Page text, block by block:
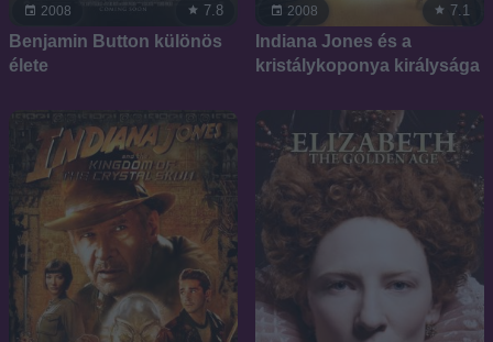
2008 7.8
Benjamin Button különös
élete
2008 7.1
Indiana Jones és a
kristálykoponya királysága